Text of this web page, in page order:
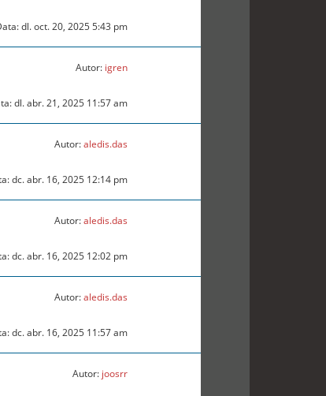
dl. oct. 20, 2025 5:43 pm
Autor: igren
dl. abr. 21, 2025 11:57 am
Autor:aledis.das
dc. abr. 16, 2025 12:14 pm
Autor:aledis.das
dc. abr. 16, 2025 12:02 pm
Autor:aledis.das
dc. abr. 16, 2025 11:57 am
Autor: joosrr